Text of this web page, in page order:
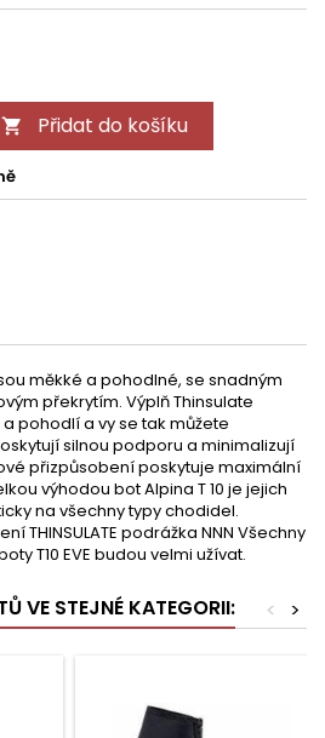
 Přidat do košíku
měkké a pohodlné, se snadným
překrytím. Výplň Thinsulate
pohodlí a vy se tak můžete
silnou podporu a minimalizují
přizpůsobení poskytuje maximální
výhodou bot Alpina T 10 je jejich
na všechny typy chodidel.
THINSULATE podrážka NNN Všechny
T10 EVE budou velmi užívat.
VE STEJNÉ KATEGORII: >
<